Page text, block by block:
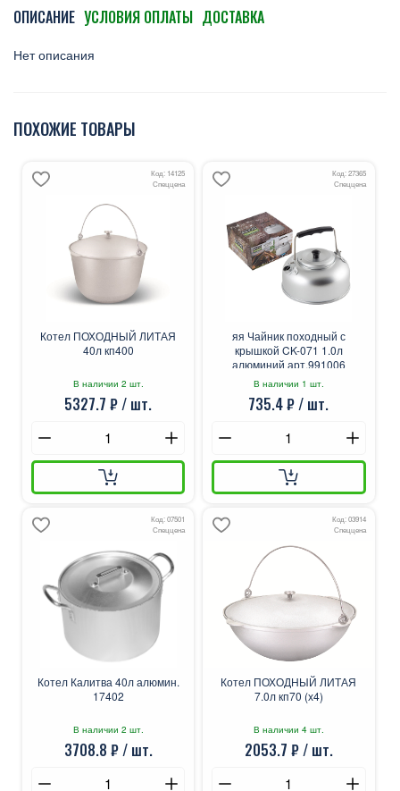
ОПИСАНИЕ УСЛОВИЯ ОПЛАТЫ ДОСТАВКА
Нет описания
ПОХОЖИЕ ТОВАРЫ
Код: 14125
Спеццена
Котел ПОХОДНЫЙ ЛИТАЯ
40л кп400
В наличии 2 шт.
5327.7 ₽ / шт.
Код: 27365
Спеццена
яя Чайник походный с
крышкой CK-071 1.0л
алюминий арт.991006
В наличии 1 шт.
735.4 ₽ / шт.
Код: 07501
Спеццена
Котел Калитва 40л алюмин.
17402
В наличии 2 шт.
3708.8 ₽ / шт.
Код: 03914
Спеццена
Котел ПОХОДНЫЙ ЛИТАЯ
7.0л кп70 (х4)
В наличии 4 шт.
2053.7 ₽ / шт.